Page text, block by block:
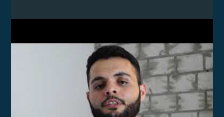
Das Video wird von YouTube eingebettet.
Datenschutzerklärungenvon Google.